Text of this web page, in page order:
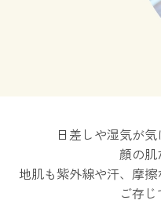
日差しや湿気が気
顔の肌
地肌も紫外線や汗、摩
ご存じ